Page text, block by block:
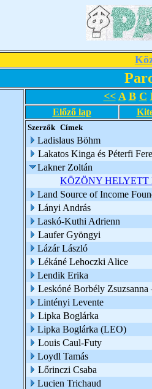
<< A B C
Előző lap
Szerzők Címek
Ladislaus Böhm
Lakatos Kinga és Péterfi
Lakner Zoltán
KÖZÖNY
Land Source of Income
Lányi András
Laskó-Kuthi Adrienn
Laufer Gyöngyi
Lázár László
Lékáné Lehoczki Alice
Lendik Erika
Leskóné Borbély
Lintényi Levente
Lipka Boglárka
Lipka Boglárka (LEO)
Louis Caul-Futy
Loydl Tamás
Lőrinczi Csaba
Lucien Trichaud